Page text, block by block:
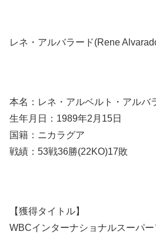
レネ・アルバラード(Rene
本名：レネ・アルベルト・アルバ
生年月日：1989年2月15日
国籍：ニカラグア
戦績：53戦36勝(22KO)17敗
【獲得タイトル】
WBCインターナショナルスーパ